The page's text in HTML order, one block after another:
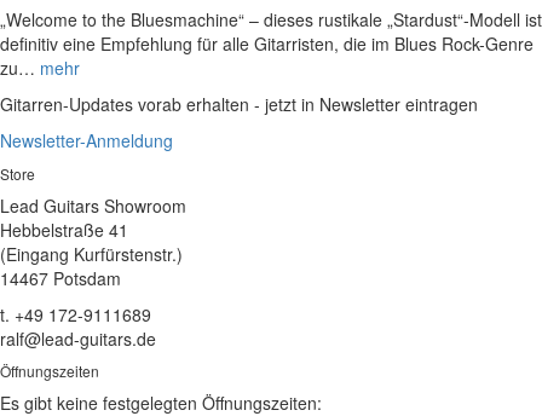
„Welcome to the Bluesmachine“ – dieses rustikale „Stardust“-Modell ist
definitiv eine Empfehlung für alle Gitarristen, die im Blues Rock-Genre
zu… mehr
Gitarren-Updates vorab erhalten - jetzt in Newsletter eintragen
Newsletter-Anmeldung
Store
Lead Guitars Showroom
Hebbelstraße 41
(Eingang Kurfürstenstr.)
14467 Potsdam
t. +49 172-9111689
ralf@lead-guitars.de
Öffnungszeiten
Es gibt keine festgelegten Öffnungszeiten: